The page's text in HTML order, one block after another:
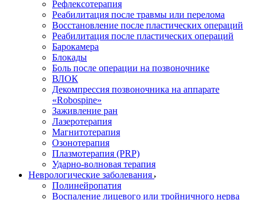
Рефлексотерапия
Реабилитация после травмы или перелома
Восстановление после пластических операций
Реабилитация после пластических операций
Барокамера
Блокады
Боль после операции на позвоночнике
ВЛОК
Декомпрессия позвоночника на аппарате
«Robospine»
Заживление ран
Лазеротерапия
Магнитотерапия
Озонотерапия
Плазмотерапия (PRP)
Ударно-волновая терапия
Неврологические заболевания
Полинейропатия
Воспаление лицевого или тройничного нерва